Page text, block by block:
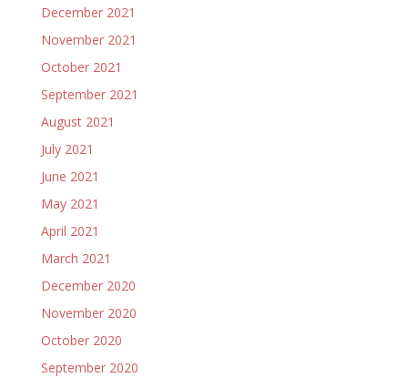
December 2021
November 2021
October 2021
September 2021
August 2021
July 2021
June 2021
May 2021
April 2021
March 2021
December 2020
November 2020
October 2020
September 2020